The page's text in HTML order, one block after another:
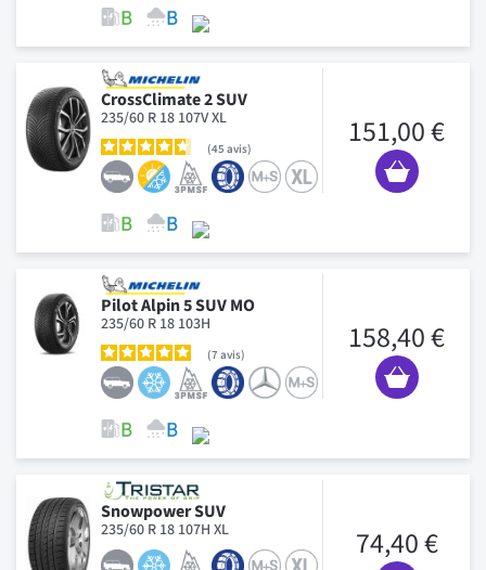
CrossClimate 2 SUV
235/60 R 18 107V XL
45 avis 151,00 €
Pilot Alpin 5 SUV MO
235/60 R 18 103H
7 avis 158,40 €
Snowpower SUV
235/60 R 18 107H XL 74,40 €